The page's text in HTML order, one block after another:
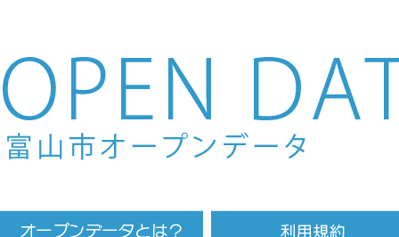
Skip to main content